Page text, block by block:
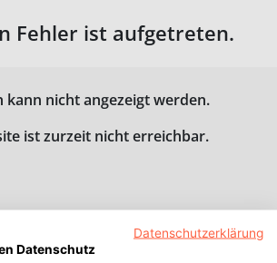
Fehler ist aufgetreten.
kann nicht angezeigt werden.
ist zurzeit nicht erreichbar.
Datenschutzerklärung
Datenschutz